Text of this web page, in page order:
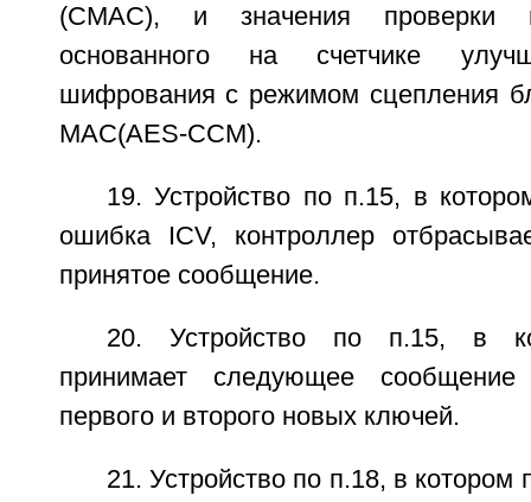
(CMAC), и значения проверки
основанного на счетчике
шифрования с режимом сцепления
MAC(AES-CCM).
19. Устройство по п.15, в
ошибка ICV, контроллер
принятое сообщение.
20. Устройство по п.15, в
принимает следующее сообщение
первого и второго новых ключей.
21. Устройство по п.18, в котором